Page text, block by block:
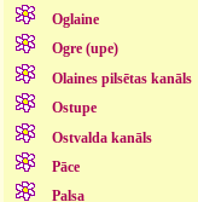
Oglaine
Ogre (upe)
Olaines pilsētas kanāls
Ostupe
Ostvalda kanāls
Pāce
Palsa